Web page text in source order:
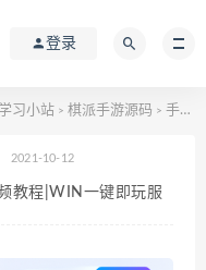
登录
习小站 > 棋派手游源码 > 手游APP源码
2021-10-12
教程|WIN一键即玩服